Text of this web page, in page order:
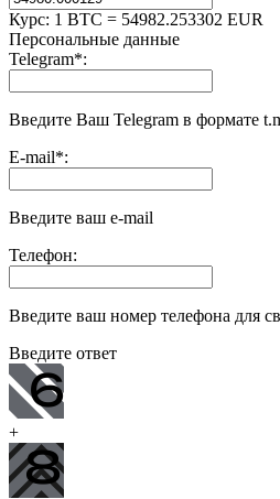
Курс: 1 BTC = 54982.253302 EUR
Персональные данные
Telegram*:
Введите Ваш Telegram в формате
E-mail*:
Введите ваш e-mail
Телефон:
Введите ваш номер телефона для
Введите ответ
+